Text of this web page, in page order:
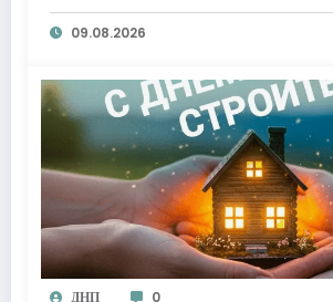
09.08.2026
ДНП 0